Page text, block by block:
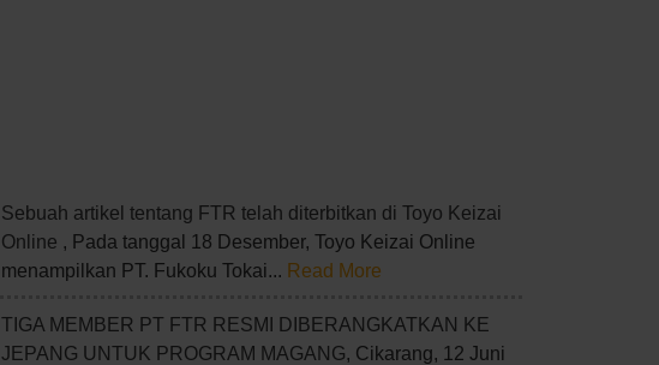
Sebuah artikel tentang FTR telah diterbitkan di Toyo Keizai
Online , Pada tanggal 18 Desember, Toyo Keizai Online
menampilkan PT. Fukoku Tokai... Read More
TIGA MEMBER PT FTR RESMI DIBERANGKATKAN KE
JEPANG UNTUK PROGRAM MAGANG, Cikarang, 12 Juni